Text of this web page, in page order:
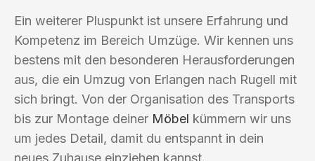
Ein weiterer Pluspunkt ist unsere Erfahrung und
Kompetenz im Bereich Umzüge. Wir kennen uns
bestens mit den besonderen Herausforderungen
aus, die ein Umzug von Erlangen nach Rugell mit
sich bringt. Von der Organisation des Transports
bis zur Montage deiner Möbel kümmern wir uns
um jedes Detail, damit du entspannt in dein
neues Zuhause einziehen kannst.